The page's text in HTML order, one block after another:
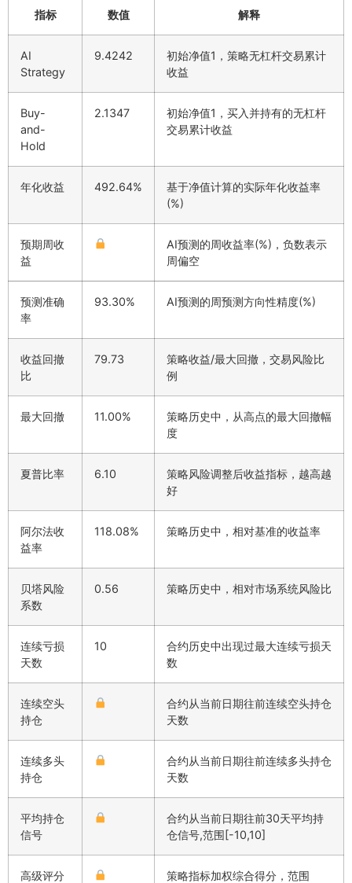
指标 数值 解释
AI
Strategy
9.4242
初始净值1，策略无杠杆交易累计
收益
Buy-
and-
Hold
2.1347
初始净值1，买入并持有的无杠杆
交易累计收益
年化收益 492.64%
基于净值计算的实际年化收益率
(%)
预期周收
益
AI预测的周收益率(%)，负数表示
周偏空
预测准确
率
93.30% AI预测的周预测方向性精度(%)
收益回撤
比
79.73
策略收益/最大回撤，交易风险比
例
最大回撤 11.00%
策略历史中，从高点的最大回撤幅
度
夏普比率 6.10
策略风险调整后收益指标，越高越
好
阿尔法收
益率
118.08% 策略历史中，相对基准的收益率
贝塔风险
系数
0.56 策略历史中，相对市场系统风险比
连续亏损
天数
10
合约历史中出现过最大连续亏损天
数
连续空头
持仓
合约从当前日期往前连续空头持仓
天数
连续多头
持仓
合约从当前日期往前连续多头持仓
天数
平均持仓
信号
合约从当前日期往前30天平均持
仓信号,范围[-10,10]
高级评分
策略指标加权综合得分，范围